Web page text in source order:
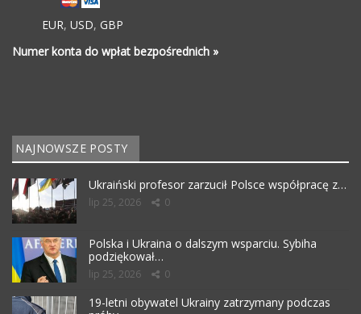
EUR, USD, GBP
Numer konta do wpłat bezpośrednich »
NAJNOWSZE POSTY
Ukraiński profesor zarzucił Polsce współpracę z…
lip 25, 2026 0
Polska i Ukraina o dalszym wsparciu. Sybiha
podziękował…
lip 25, 2026 0
19-letni obywatel Ukrainy zatrzymany podczas